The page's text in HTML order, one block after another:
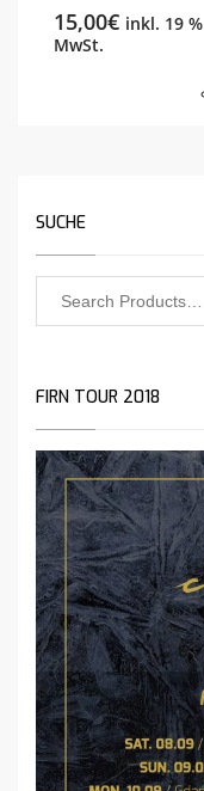
15,00€ inkl. 19 %
MwSt.
SUCHE
FIRN TOUR 2018